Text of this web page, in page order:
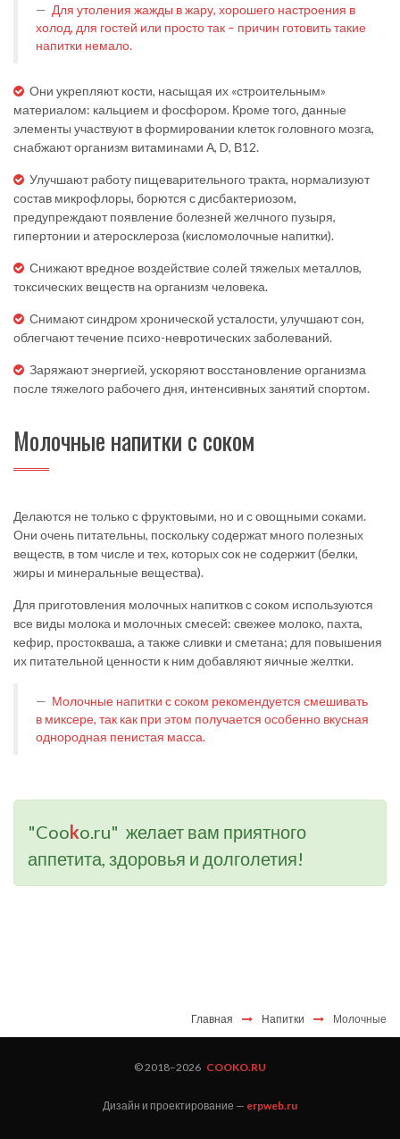
Для утоления жажды в жару, хорошего настроения в
холод, для гостей или просто так – причин готовить такие
напитки немало.
Они укрепляют кости, насыщая их «строительным»
материалом: кальцием и фосфором. Кроме того, данные
элементы участвуют в формировании клеток головного мозга,
снабжают организм витаминами А, D, В12.
Улучшают работу пищеварительного тракта, нормализуют
состав микрофлоры, борются с дисбактериозом,
предупреждают появление болезней желчного пузыря,
гипертонии и атеросклероза (кисломолочные напитки).
Снижают вредное воздействие солей тяжелых металлов,
токсических веществ на организм человека.
Снимают синдром хронической усталости, улучшают сон,
облегчают течение психо-невротических заболеваний.
Заряжают энергией, ускоряют восстановление организма
после тяжелого рабочего дня, интенсивных занятий спортом.
Молочные напитки с соком
Делаются не только с фруктовыми, но и с овощными соками.
Они очень питательны, поскольку содержат много полезных
веществ, в том числе и тех, которых сок не содержит (белки,
жиры и минеральные вещества).
Для приготовления молочных напитков с соком используются
все виды молока и молочных смесей: свежее молоко, пахта,
кефир, простокваша, а также сливки и сметана; для повышения
их питательной ценности к ним добавляют яичные желтки.
Молочные напитки с соком рекомендуется смешивать
в миксере, так как при этом получается особенно вкусная
однородная пенистая масса.
"Cooko.ru" желает вам приятного
аппетита, здоровья и долголетия!
Главная Напитки Молочные
© 2018–2026 COOKO.RU
Дизайн и проектирование — erpweb.ru